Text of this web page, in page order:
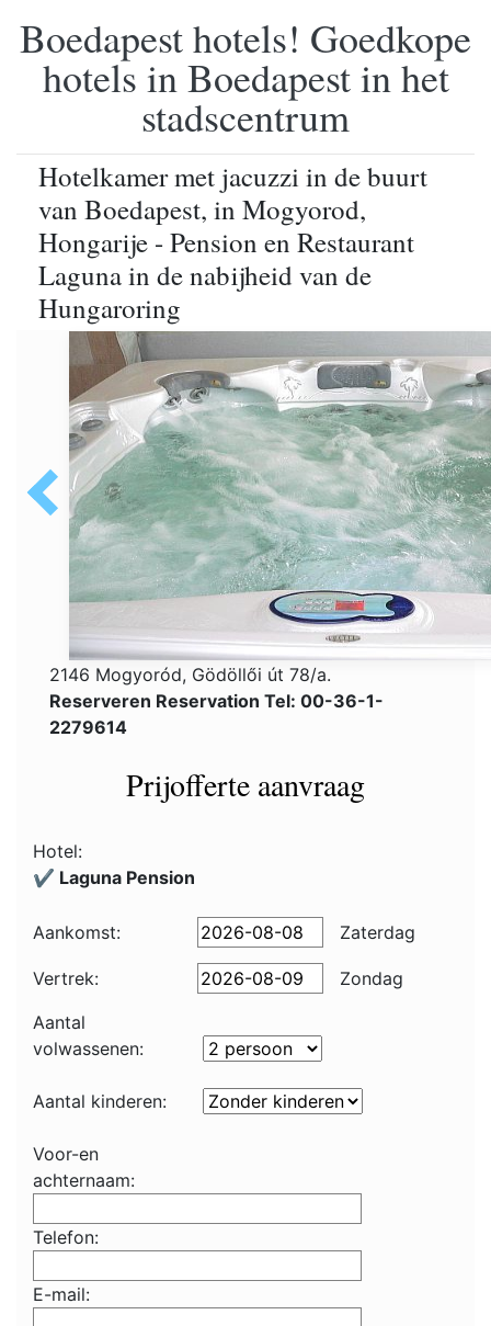
Boedapest hotels! Goedkope
hotels in Boedapest in het
stadscentrum
Hotelkamer met jacuzzi in de buurt
van Boedapest, in Mogyorod,
Hongarije - Pension en Restaurant
Laguna in de nabijheid van de
Hungaroring
2146 Mogyoród, Gödöllői út 78/a.
Reserveren Reservation Tel: 00-36-1-
2279614
Prijofferte aanvraag
Hotel:
✔️ Laguna Pension
Aankomst: Zaterdag
Vertrek:
Zondag
Aantal
volwassenen:
Aantal kinderen:
Voor-en
achternaam:
Telefon:
E-mail: